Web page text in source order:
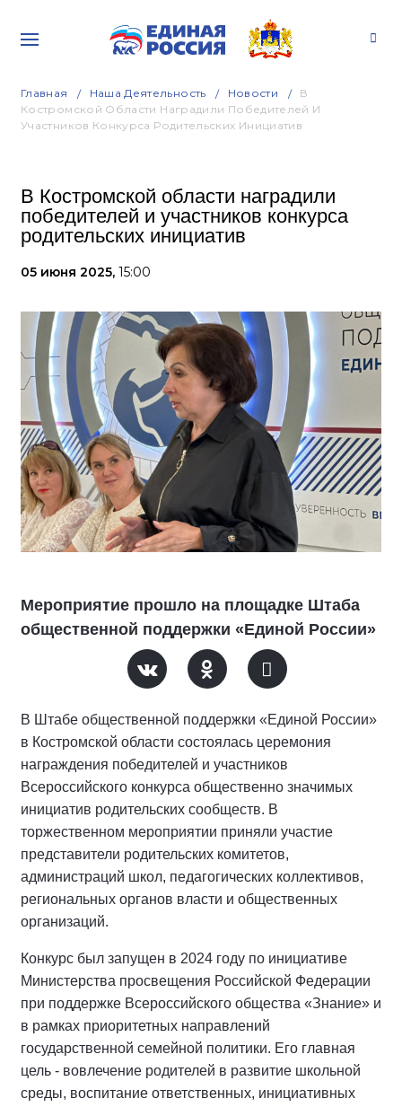
Главная Наша Деятельность Новости
В
Костромской Области Наградили Победителей И
Участников Конкурса Родительских Инициатив
В Костромской области наградили
победителей и участников конкурса
родительских инициатив
05 июня 2025, 15:00
Мероприятие прошло на площадке Штаба
общественной поддержки «Единой России»
В Штабе общественной поддержки «Единой России»
в Костромской области состоялась церемония
награждения победителей и участников
Всероссийского конкурса общественно значимых
инициатив родительских сообществ. В
торжественном мероприятии приняли участие
представители родительских комитетов,
администраций школ, педагогических коллективов,
региональных органов власти и общественных
организаций.
Конкурс был запущен в 2024 году по инициативе
Министерства просвещения Российской Федерации
при поддержке Всероссийского общества «Знание» и
в рамках приоритетных направлений
государственной семейной политики. Его главная
цель - вовлечение родителей в развитие школьной
среды, воспитание ответственных, инициативных